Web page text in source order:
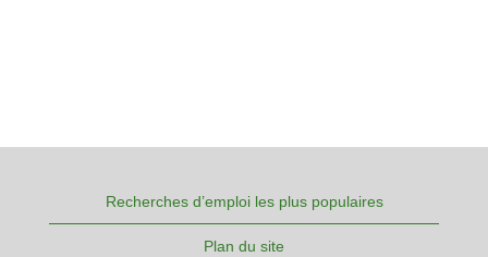
Recherches d’emploi les plus populaires
Plan du site